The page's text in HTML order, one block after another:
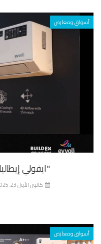
ومعارض
"ايفولي إيطاليا"
كانون الأول 23, 2025
ومعارض